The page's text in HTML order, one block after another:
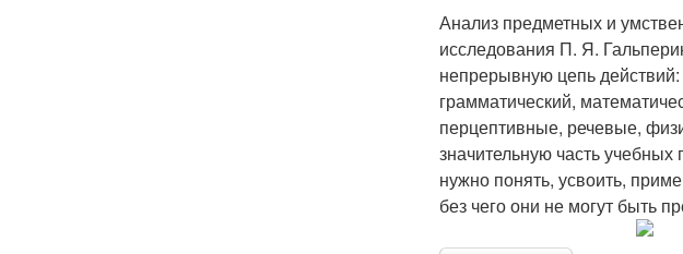
Анализ предметных и
исследования П. Я.
непрерывную цепь действий:
грамматический,
перцептивные, речевые,
значительную часть
нужно понять, усвоить,
без чего они не могут быть